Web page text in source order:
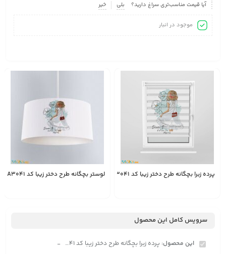
آیا قیمت مناسب‌تری سراغ دارید؟ بلی خیر
موجود در انبار
پرده زبرا بچگانه طرح دختر زیبا کد A3041 لوستر بچگانه طرح دختر زیبا کد A3041
سرویس کامل این محصول
این محصول: پرده زبرا بچگانه طرح دختر زیبا کد A3041 -